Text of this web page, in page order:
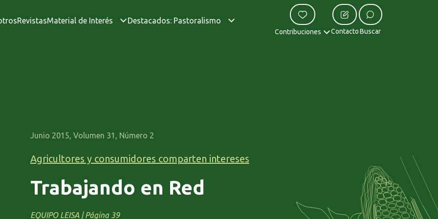
RevistasMaterial de Interés Destacados: Pastoralismo
Contribuciones Contacto Buscar
Junio 2015, Volumen 31, Número 2
Agricultores y consumidores comparten intereses
Trabajando en Red
EQUIPO LEISA | Página 39